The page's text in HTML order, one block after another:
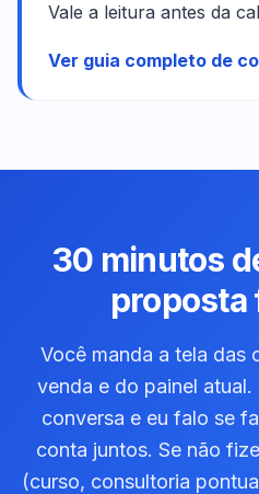
Vale a leitura antes da
Ver guia completo de
30 minutos
proposta
Você manda a tela das
venda e do painel atual.
conversa e eu falo se
conta juntos. Se não
(curso, consultoria